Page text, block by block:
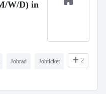
W/D) in
Jobrad Jobticket 2